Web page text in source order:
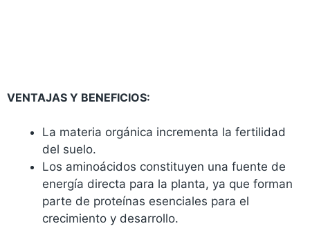
VENTAJAS Y BENEFICIOS:
La materia orgánica incrementa la fertilidad
del suelo.
Los aminoácidos constituyen una fuente de
energía directa para la planta, ya que forman
parte de proteínas esenciales para el
crecimiento y desarrollo.